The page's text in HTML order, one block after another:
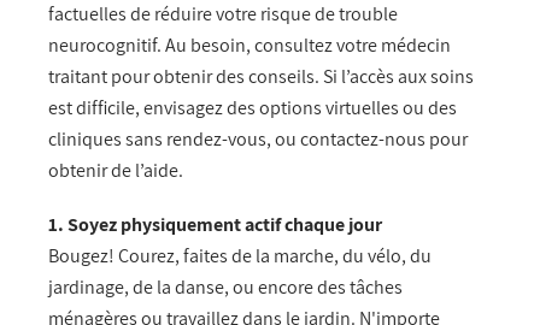
factuelles de réduire votre risque de trouble
neurocognitif. Au besoin, consultez votre médecin
traitant pour obtenir des conseils. Si l’accès aux soins
est difficile, envisagez des options virtuelles ou des
cliniques sans rendez-vous, ou contactez-nous pour
obtenir de l’aide.
1. Soyez physiquement actif chaque jour
Bougez! Courez, faites de la marche, du vélo, du
jardinage, de la danse, ou encore des tâches
ménagères ou travaillez dans le jardin. N'importe